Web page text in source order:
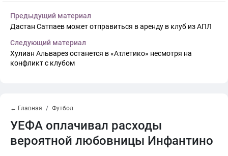
Предыдущий материал
Дастан Сатпаев может отправиться в аренду в клуб из АПЛ
Следующий материал
Хулиан Альварез останется в «Атлетико» несмотря на
конфликт с клубом
← Главная Футбол
УЕФА оплачивал расходы
вероятной любовницы Инфантино